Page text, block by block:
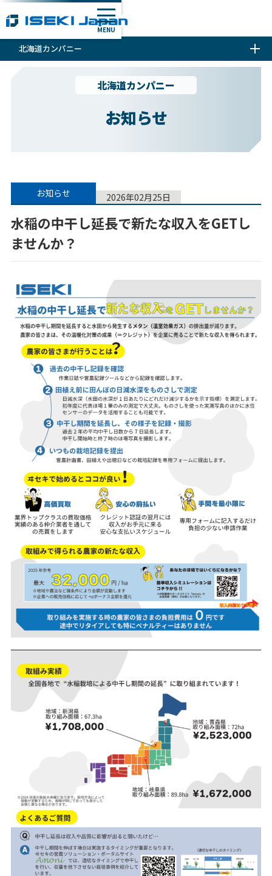
MENU
北海道カンパニー
お知らせ
北海道カンパニー
お知らせ 2026年02月25日
水稲の中干し延長で新たな収入をGETし
ませんか？